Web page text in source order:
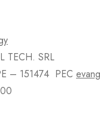
TECH. SRL
– 151474 PEC